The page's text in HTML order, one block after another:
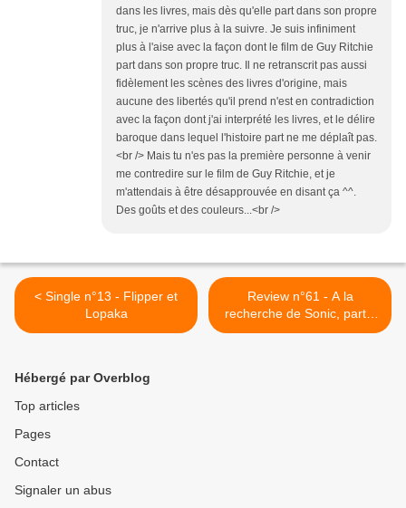
dans les livres, mais dès qu'elle part dans son propre
truc, je n'arrive plus à la suivre. Je suis infiniment
plus à l'aise avec la façon dont le film de Guy Ritchie
part dans son propre truc. Il ne retranscrit pas aussi
fidèlement les scènes des livres d'origine, mais
aucune des libertés qu'il prend n'est en contradiction
avec la façon dont j'ai interprété les livres, et le délire
baroque dans lequel l'histoire part ne me déplaît pas.
<br /> Mais tu n'es pas la première personne à venir
me contredire sur le film de Guy Ritchie, et je
m'attendais à être désapprouvée en disant ça ^^.
Des goûts et des couleurs...<br />
< Single n°13 - Flipper et
Lopaka
Review n°61 - A la
recherche de Sonic, partie
1 >
Hébergé par Overblog
Top articles
Pages
Contact
Signaler un abus